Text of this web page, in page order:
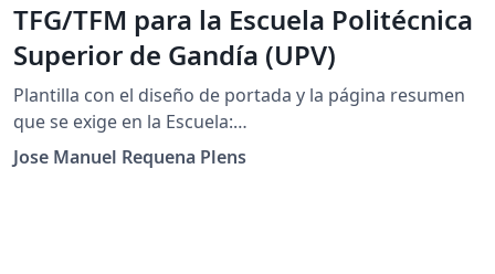
TFG/TFM para la Escuela Politécnica
Superior de Gandía (UPV)
Plantilla con el diseño de portada y la página resumen
que se exige en la Escuela:
http://www.upv.es/contenidos/CGANDIA/administracio
n/U0737366.pdf
Jose Manuel Requena Plens